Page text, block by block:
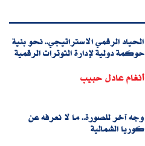
الحياد الرقمي الاستراتيجي.. نحو بنية
حوكمة دولية لإدارة التوترات الرقمية
أنغام عادل حبيب
وجه آخر للصورة.. ما لا نعرفه عن
كوريا الشمالية